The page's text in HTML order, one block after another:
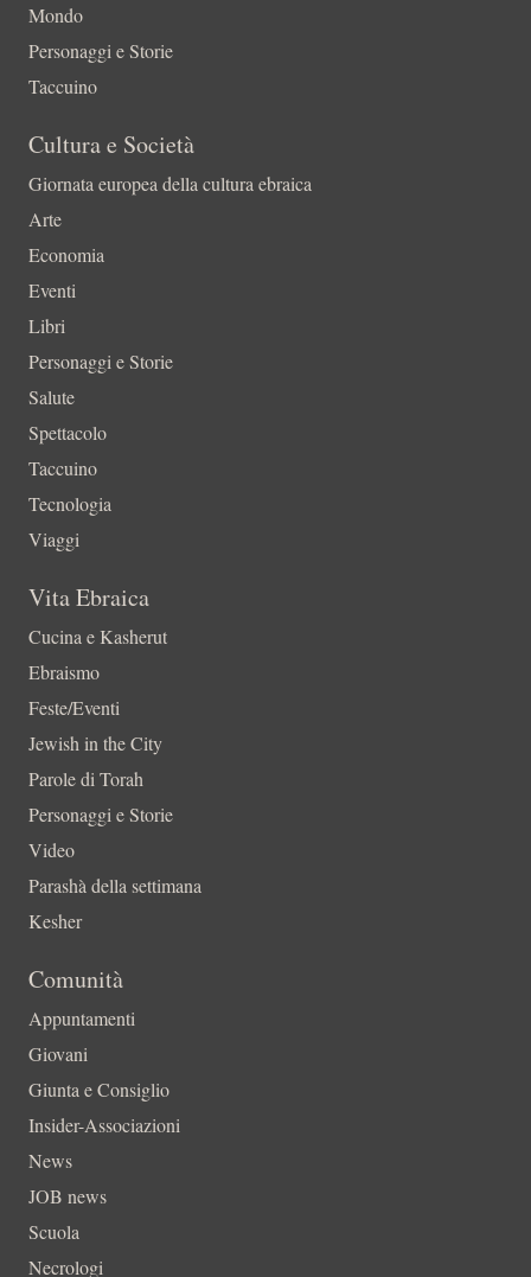
Mondo
Personaggi e Storie
Taccuino
Cultura e Società
Giornata europea della cultura ebraica
Arte
Economia
Eventi
Libri
Personaggi e Storie
Salute
Spettacolo
Taccuino
Tecnologia
Viaggi
Vita Ebraica
Cucina e Kasherut
Ebraismo
Feste/Eventi
Jewish in the City
Parole di Torah
Personaggi e Storie
Video
Parashà della settimana
Kesher
Comunità
Appuntamenti
Giovani
Giunta e Consiglio
Insider-Associazioni
News
JOB news
Scuola
Necrologi